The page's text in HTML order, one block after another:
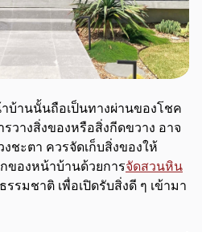
บ้านนั้นถือเป็นทางผ่านของโชค
วางสิ่งของหรือสิ่งกีดขวาง อาจ
ชะตา ควรจัดเก็บสิ่งของให้
ของหน้าบ้านด้วยการจัดสวนหิน
รรมชาติ เพื่อเปิดรับสิ่งดี ๆ เข้ามา